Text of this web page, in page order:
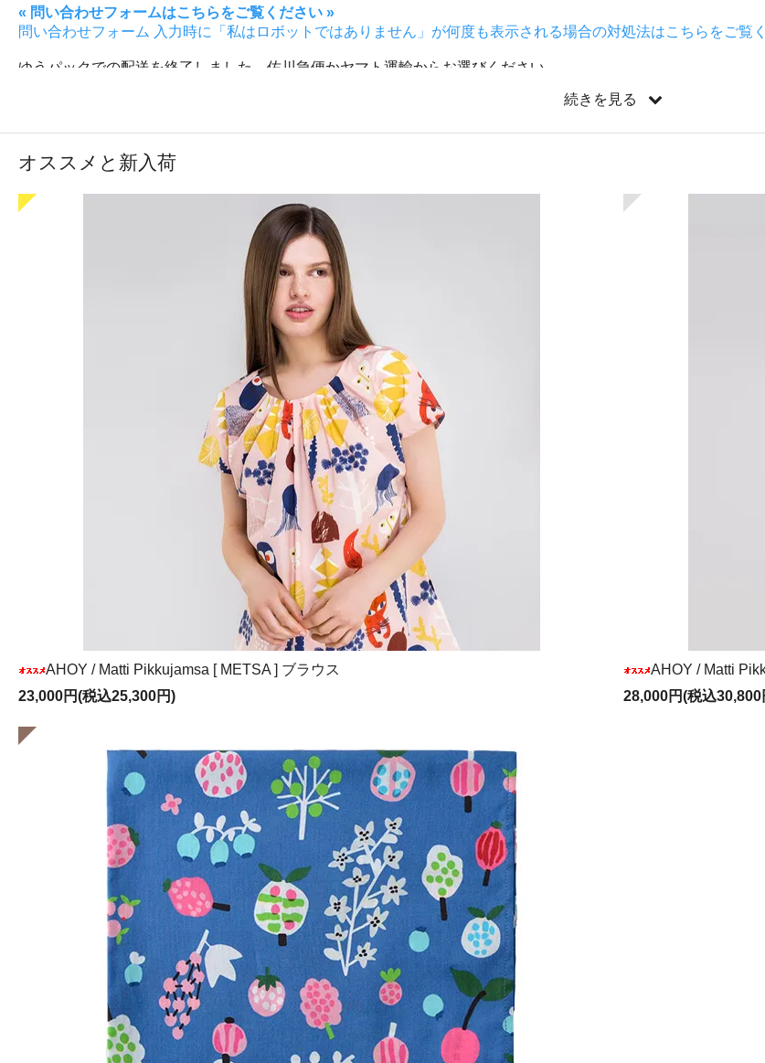
« 問い合わせフォームはこちらをご覧ください »
問い合わせフォーム 入力時に「私はロボットではありません」が何度も表示される場合の対処法はこちらをご覧
ゆうパックでの配送を終了しました。佐川急便かヤマト運輸からお選びください
ONLINESHOP NEWS
06/14イッタラのガラスオブジェを4点更新しました
06/14 アラビアの壁掛け陶板を2点更新しました
06/14
オイヴァ・トイッカのバードGolden-Crested Kingletと ボトルMansikkapaikkaを更新しました
06/09
フィンランドからヤーナ・ユッタネンのソックスが届きました
aalto coffee コーヒー豆が再入荷しました
フィンランドからメモリーゲームが再入荷しました
ARABIA x Matti Pikkujamsa ポッポー チルドレンセットとルオントマグの予約販売を開始しました
ARABIAのカップ＆ソーサーを6点更新しました
イェンニ・トゥオミネン marjat（マルヤ）のミニバッグとハンカチが再入荷しました
APRILMAI x VUOKKO 木製ブローチとキーホルダーを更新しました
ARABIAのヴィンテージプレートを10点更新しました
マッティ・ピックヤムサ 新作デザインのエコバッグを更新しました
母の日フラワーギフトを更新しました→完売しました
Esteri Tomula - エステリ・トムラのカップ＆ソーサー、プレートを12点更新しました
イッタラ×マリメッコ「キビ」のキャンドルホルダーを8点更新しました
北欧のアートブック 5冊更新しました
マッティ・ピックヤムサ デザインのエコバッグを更新しました
マッティ・ピックヤムサ デザインのサウナマットを更新しました
aalto coffee コーヒー豆が再入荷しました
北欧のアートブック 5冊更新しました
PLUTOPRODUKTER - ムーミン エコバッグが再入荷しました
続きを見る
オススメと新入荷
AHOY / Matti Pikkujamsa [ METSA ] ブラウス
23,000円(税込25,300円)
AHOY / Matti
28,000円(税込30,800